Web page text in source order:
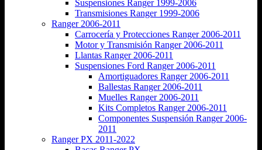
Suspensiones Ranger 1999-2006
Transmisiones Ranger 1999-2006
Ranger 2006-2011
Carrocería y Protecciones Ranger 2006-2011
Motor y Transmisión Ranger 2006-2011
Llantas Ranger 2006-2011
Suspensiones Ford Ranger 2006-2011
Amortiguadores Ranger 2006-2011
Ballestas Ranger 2006-2011
Muelles Ranger 2006-2011
Kits Completos Ranger 2006-2011
Componentes Suspensión Ranger 2006-
2011
Ranger PX 2011-2022